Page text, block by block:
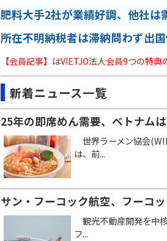
肥料大手2社が業績好調、他社は
所在不明納税者は滞納問わず出
【会員記事】はVIETJO法人会員9つの特典
新着ニュース一覧
25年の即席めん需要、ベトナム
世界ラーメン協会
は、前...
サン・フーコック航空、フーコ
観光不動産開発を中
フ...